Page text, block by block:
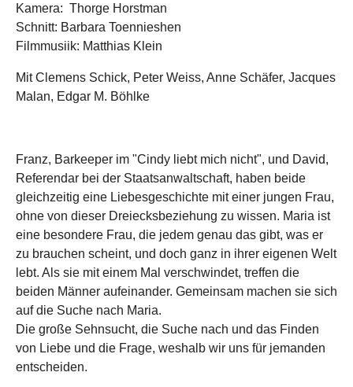
Kamera: Thorge Horstman
Schnitt: Barbara Toennieshen
Filmmusiik: Matthias Klein
Mit Clemens Schick, Peter Weiss, Anne Schäfer, Jacques
Malan, Edgar M. Böhlke
Franz, Barkeeper im "Cindy liebt mich nicht", und David,
Referendar bei der Staatsanwaltschaft, haben beide
gleichzeitig eine Liebesgeschichte mit einer jungen Frau,
ohne von dieser Dreiecksbeziehung zu wissen. Maria ist
eine besondere Frau, die jedem genau das gibt, was er
zu brauchen scheint, und doch ganz in ihrer eigenen Welt
lebt. Als sie mit einem Mal verschwindet, treffen die
beiden Männer aufeinander. Gemeinsam machen sie sich
auf die Suche nach Maria.
Die große Sehnsucht, die Suche nach und das Finden
von Liebe und die Frage, weshalb wir uns für jemanden
entscheiden.